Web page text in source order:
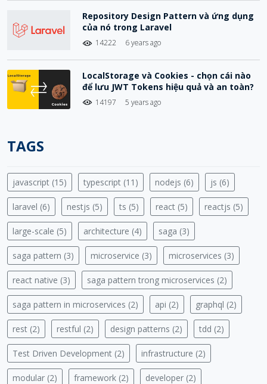
Repository Design Pattern và ứng dụng
của nó trong Laravel
14222 6 years ago
LocalStorage và Cookies - chọn cái nào
để lưu JWT Tokens hiệu quả và an toàn?
14197 5 years ago
TAGS
javascript (15) typescript (11) nodejs (6) js (6)
laravel (6) nestjs (5) ts (5) react (5) reactjs (5)
large-scale (5) architecture (4) saga (3)
saga pattern (3) microservice (3) microservices (3)
react native (3) saga pattern trong microservices (2)
saga pattern in microservices (2) api (2) graphql (2)
rest (2) restful (2) design patterns (2) tdd (2)
Test Driven Development (2) infrastructure (2)
modular (2) framework (2) developer (2)